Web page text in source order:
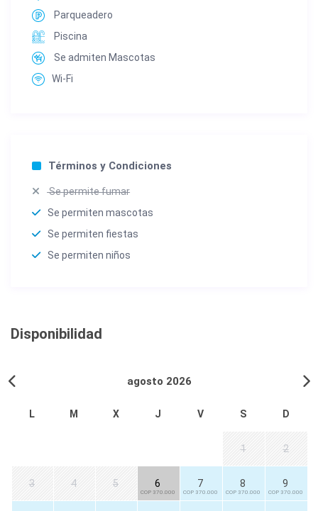
Parqueadero
Piscina
Se admiten Mascotas
Wi-Fi
Términos y Condiciones
Se permite fumar
Se permiten mascotas
Se permiten fiestas
Se permiten niños
Disponibilidad
agosto 2026
L M X J V S D
1 2
3 4 5 6
COP 370.000
7
COP 370.000
8
COP 370.000
9
COP 370.000